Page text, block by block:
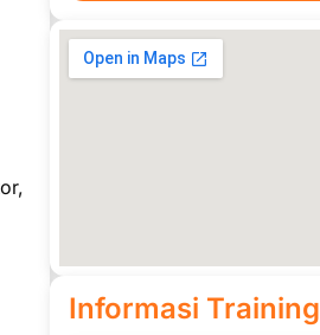
Informasi Training